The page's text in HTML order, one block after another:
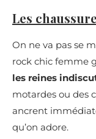
Les
On ne va pas se
rock chic femme
les reines
motardes ou des
ancrent
qu’on adore.